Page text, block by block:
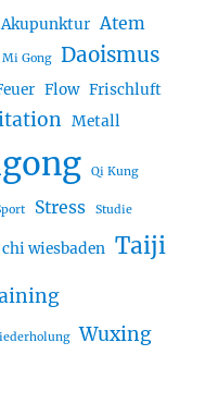
Akupunktur Atem
Mi Gong Daoismus
Flow Frischluft
Metall
Qi Kung
Stress Studie
wiesbaden Taiji
Wuxing